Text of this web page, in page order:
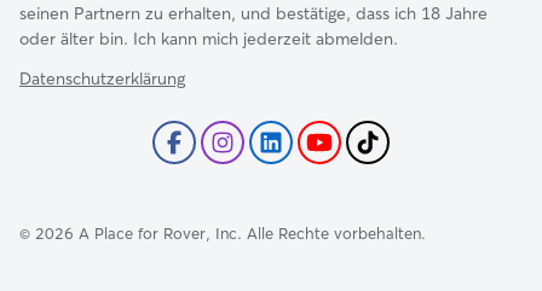
seinen Partnern zu erhalten, und bestätige, dass ich 18 Jahre
oder älter bin. Ich kann mich jederzeit abmelden.
Datenschutzerklärung
© 2026 A Place for Rover, Inc. Alle Rechte vorbehalten.